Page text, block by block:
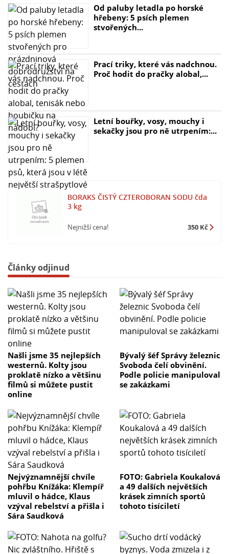
Od paluby letadla po horské
hřebeny: 5 psích plemen
stvořených...
Prací triky, které vás nadchnou.
Proč hodit do pračky alobal,...
Letní bouřky, vosy, mouchy i
sekačky jsou pro ně utrpením:...
BORAKS ČISTÝ CZTEROBORAN SODU čda
3 kg
Nejnižší cena! 350 Kč
Články odjinud
Našli jsme 35 nejlepších
westernů. Kolty jsou
proklatě nízko a většinu
filmů si můžete pustit
online
Bývalý šéf Správy železnic
Svoboda čelí obvinění.
Podle policie manipuloval
se zakázkami
Nejvýznamnější chvíle
pohřbu Knížáka: Klempíř
mluvil o hádce, Klaus
vzýval rebelství a přišla i
Sára Saudková
FOTO: Gabriela Koukalová
a 49 dalších největších
krásek zimních sportů
tohoto tisíciletí